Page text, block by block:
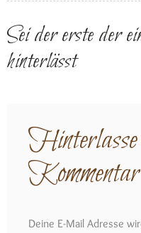
Sei der erste der
hinterlässt
Hinterlasse
Kommentar
Deine E-Mail Adresse